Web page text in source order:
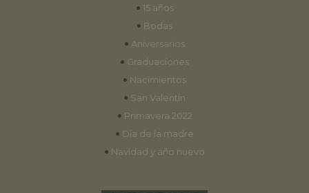
• 15 años
• Bodas
• Aniversarios
• Graduaciones
• Nacimientos
• San Valentín
• Primavera 2022
• Día de la madre
• Navidad y año nuevo